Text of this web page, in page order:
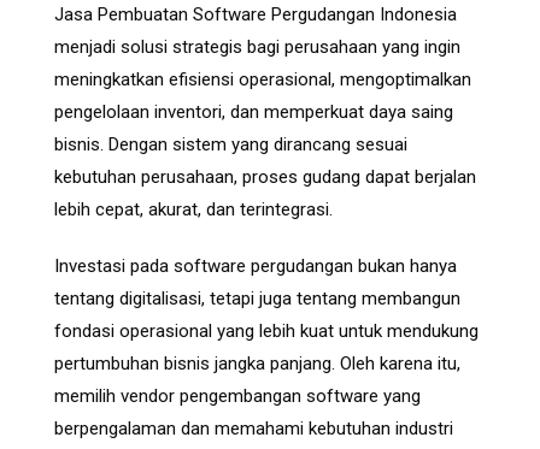
Jasa Pembuatan Software Pergudangan Indonesia
menjadi solusi strategis bagi perusahaan yang ingin
meningkatkan efisiensi operasional, mengoptimalkan
pengelolaan inventori, dan memperkuat daya saing
bisnis. Dengan sistem yang dirancang sesuai
kebutuhan perusahaan, proses gudang dapat berjalan
lebih cepat, akurat, dan terintegrasi.
Investasi pada software pergudangan bukan hanya
tentang digitalisasi, tetapi juga tentang membangun
fondasi operasional yang lebih kuat untuk mendukung
pertumbuhan bisnis jangka panjang. Oleh karena itu,
memilih vendor pengembangan software yang
berpengalaman dan memahami kebutuhan industri